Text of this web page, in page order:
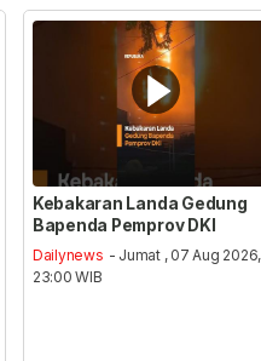
Kebakaran Landa Gedung
Bapenda Pemprov DKI
Dailynews - Jumat , 07 Aug 2026,
23:00 WIB